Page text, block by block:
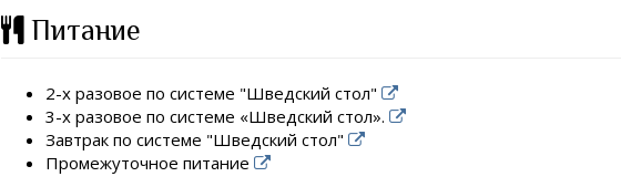
Питание
2-х разовое по системе "Шведский стол"
3-х разовое по системе «Шведский стол».
Завтрак по системе "Шведский стол"
Промежуточное питание